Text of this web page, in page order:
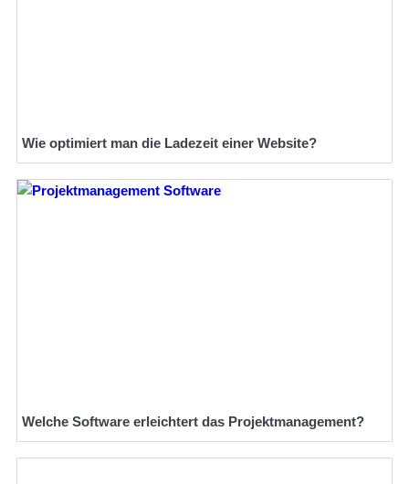
Wie optimiert man die Ladezeit einer Website?
Welche Software erleichtert das Projektmanagement?